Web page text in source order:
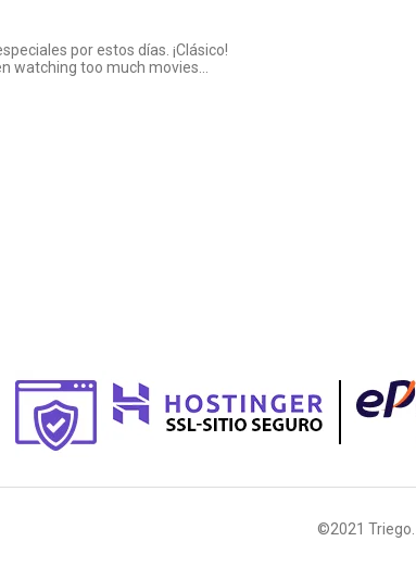
por estos días. ¡Clásico!
watching too much movies…
©2021 Triego.